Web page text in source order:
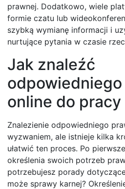
prawnej. Dodatkowo, wiele
formie czatu lub
szybką wymianę informacji i
nurtujące pytania w czasie
Jak znaleźć
online do pracy
Znalezienie odpowiedniego
wyzwaniem, ale istnieje kilka
ułatwić ten proces. Po
określenia swoich potrzeb
potrzebujesz porady
może sprawy karnej?